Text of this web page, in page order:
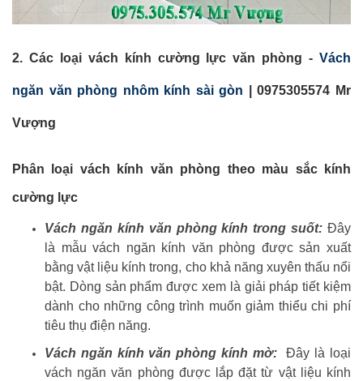
2. Các loại vách kính cường lực văn phòng - Vách
ngăn văn phòng nhôm kính sài gòn |0975305574 Mr
Vượng
Phân loại vách kính văn phòng theo màu sắc kính
cường lực
Vách ngăn kính văn phòng kính trong suốt: Đây
là mẫu vách ngăn kính văn phòng được sản xuất
bằng vật liệu kính trong, cho khả năng xuyên thấu nổi
bật. Dòng sản phẩm được xem là giải pháp tiết kiệm
dành cho những công trình muốn giảm thiểu chi phí
tiêu thụ điện năng.
Vách ngăn kính văn phòng kính mờ:Đây là loại
vách ngăn văn phòng được lắp đặt từ vật liệu kính